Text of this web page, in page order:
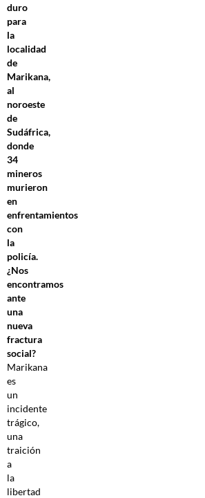
duro
para
la
localidad
de
Marikana,
al
noroeste
de
Sudáfrica,
donde
34
mineros
murieron
en
enfrentamientos
con
la
policía.
¿Nos
encontramos
ante
una
nueva
fractura
social?
Marikana
es
un
incidente
trágico,
una
traición
a
la
libertad